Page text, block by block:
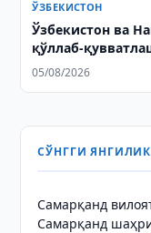
ЎЗБЕКИСТОН
Ўзбекистон ва
қўллаб-
қилишди
05/08/2026
СЎНГГИ
Самарқанд
Самарқанд